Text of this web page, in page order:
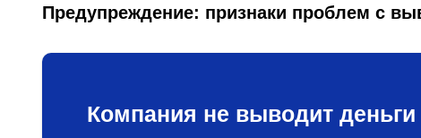
Предупреждение: признаки проблем с
Компания не выводит